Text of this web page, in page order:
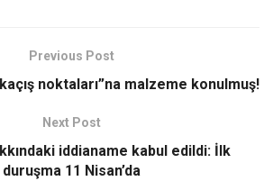
Previous Post
noktaları”na malzeme konulmuş!
Next Post
iddianame kabul edildi: İlk
duruşma 11 Nisan’da